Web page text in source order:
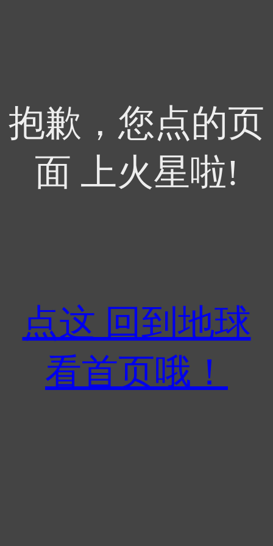
抱歉，您点的页
面 上火星啦!
点这 回到地球
看首页哦！